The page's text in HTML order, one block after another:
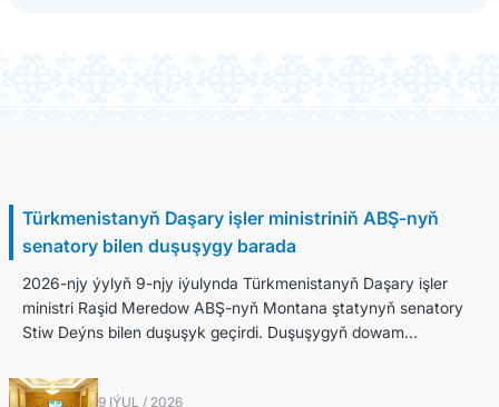
Türkmenistanyň Daşary işler ministriniň ABŞ-nyň
senatory bilen duşuşygy barada
2026-njy ýylyň 9-njy iýulynda Türkmenistanyň Daşary işler
ministri Raşid Meredow ABŞ-nyň Montana ştatynyň senatory
Stiw Deýns bilen duşuşyk geçirdi. Duşuşygyň dowam...
9 IÝUL / 2026